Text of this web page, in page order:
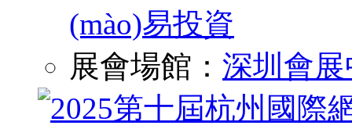
(mào)易投資
展會場館： 深圳會